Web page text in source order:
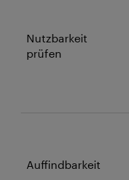
Nutzbarkeit
prüfen
Auffindbarkeit